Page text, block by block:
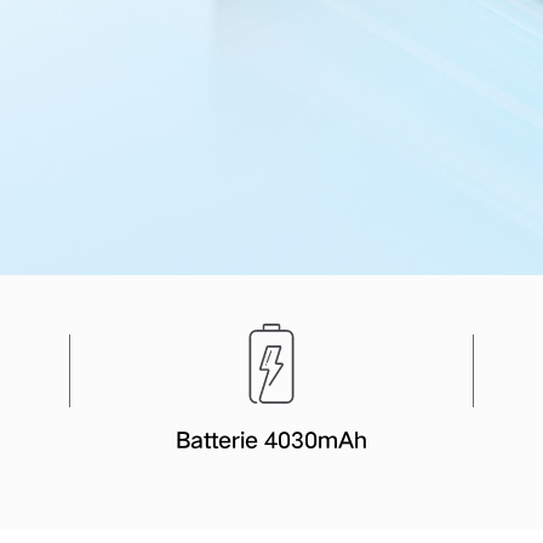
Batterie 4030mAh